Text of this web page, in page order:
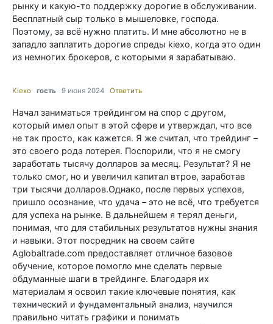
рынку и какую-то поддержку дорогие в обслуживании.
Бесплатный сыр только в мышеловке, господа.
Поэтому, за всё нужно платить. И мне абсолютно не в
западло заплатить дорогие спреды kiexo, когда это один
из немногих брокеров, с которыми я зарабатываю.
Kiexo гость 9 июня 2024 Ответить
Начал заниматься трейдингом на спор с другом,
который имел опыт в этой сфере и утверждал, что все
не так просто, как кажется. Я же считал, что трейдинг –
это своего рода лотерея. Поспорили, что я не смогу
заработать тысячу долларов за месяц. Результат? Я не
только смог, но и увеличил капитал втрое, заработав
три тысячи долларов.Однако, после первых успехов,
пришло осознание, что удача – это не всё, что требуется
для успеха на рынке. В дальнейшем я терял деньги,
понимая, что для стабильных результатов нужны знания
и навыки. Этот посредник на своем сайте
Aglobaltrade.com предоставляет отличное базовое
обучение, которое помогло мне сделать первые
обдуманные шаги в трейдинге. Благодаря их
материалам я освоил такие ключевые понятия, как
технический и фундаментальный анализ, научился
правильно читать графики и понимать